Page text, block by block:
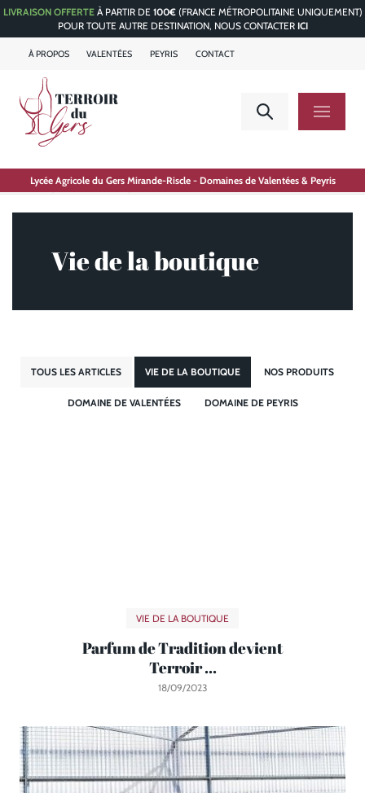
LIVRAISON OFFERTEÀ PARTIR DE 100€(FRANCE MÉTROPOLITAINE UNIQUEMENT)
POUR TOUTE AUTRE DESTINATION, NOUS CONTACTER ICI
À PROPOS VALENTÉES PEYRIS CONTACT
Lycée Agricole du Gers Mirande-Riscle - Domaines de Valentées & Peyris
Accueil Le Blog Vie de la boutique
Vie de la boutique
TOUS LES ARTICLES VIE DE LA BOUTIQUE NOS PRODUITS
DOMAINE DE VALENTÉES DOMAINE DE PEYRIS
VIE DE LA BOUTIQUE
Parfum de Tradition devient
Terroir ...
18/09/2023